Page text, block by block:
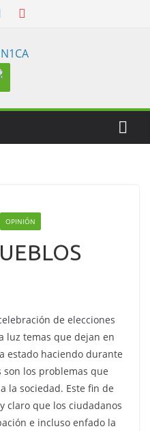
OPINIÓN
de elecciones
luz temas que dejan en
estado haciendo durante
son los problemas que
la sociedad. Este fin de
claro que los ciudadanos
e incluso enfado la